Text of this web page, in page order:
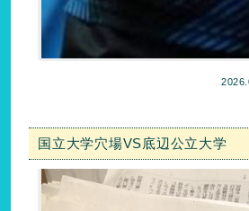
国立大学穴場VS底辺公立大学